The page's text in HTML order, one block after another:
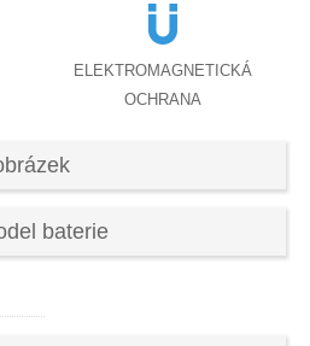
ELEKTROMAGNETICKÁ
OCHRANA
baterie